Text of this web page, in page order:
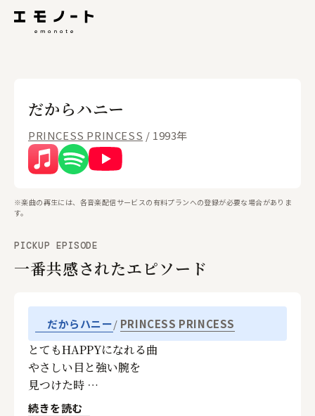
だからハニー
PRINCESS PRINCESS / 1993年
※楽曲の再生には、各音楽配信サービスの有料プランへの登録が必要な場合がありま
す。
PICKUP EPISODE
一番共感されたエピソード
だからハニー PRINCESS PRINCESS
とてもHAPPYになれる曲
やさしい目と強い腕を
見つけた時
幸せになれた
続きを読む